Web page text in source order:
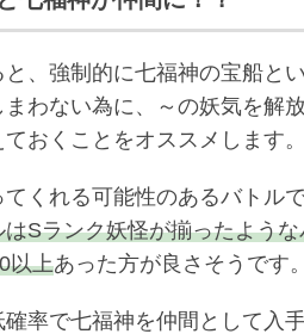
と、強制的に七福神の宝船と
わない為に、～の妖気を解
おくことをオススメします
くれる可能性のあるバトル
Sランク妖怪が揃ったよう
以上あった方が良さそうです
率で七福神を仲間として入